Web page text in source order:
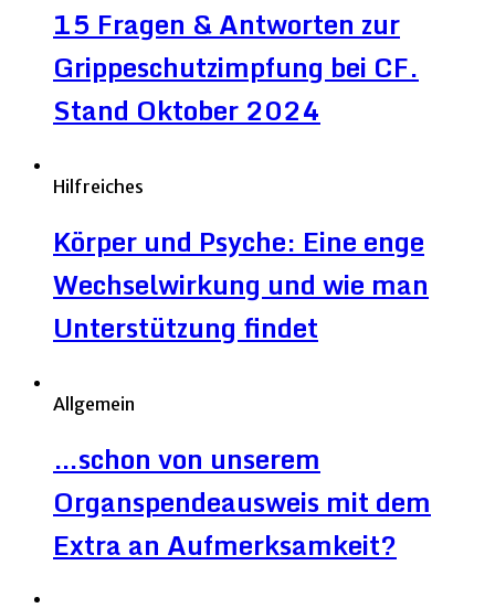
15 Fragen & Antworten zur
Grippeschutzimpfung bei CF.
Stand Oktober 2024
Hilfreiches
Körper und Psyche: Eine enge
Wechselwirkung und wie man
Unterstützung findet
Allgemein
…schon von unserem
Organspendeausweis mit dem
Extra an Aufmerksamkeit?